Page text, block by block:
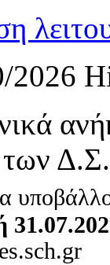
2026
Δ.Σ.